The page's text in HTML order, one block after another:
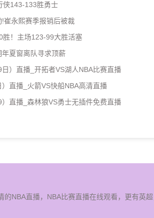
侠143-133胜勇士
崔永熙赛季报销后被裁
胜！主场123-99大胜活塞
夏窗离队寻求顶薪
）直播_开拓者VS湖人NBA比赛直播
直播_火箭VS快船NBA高清直播
直播_森林狼VS勇士无插件免费直播
的NBA直播，NBA比赛直播在线观看，更有英